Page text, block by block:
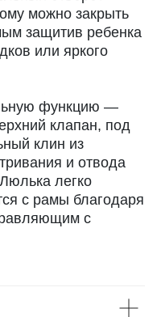
можно закрыть
защитив ребенка
или яркого
функцию —
клапан, под
клин из
и отвода
легко
с рамы благодаря
с